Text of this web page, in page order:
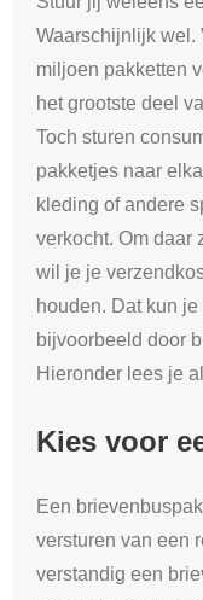
Waarschijnlijk wel.
miljoen pakketten
het grootste deel
Toch sturen
pakketjes naar
kleding of andere
verkocht. Om daar
wil je je
houden. Dat kun
bijvoorbeeld door
Hieronder lees je
Kies voor
Een
versturen van een
verstandig een